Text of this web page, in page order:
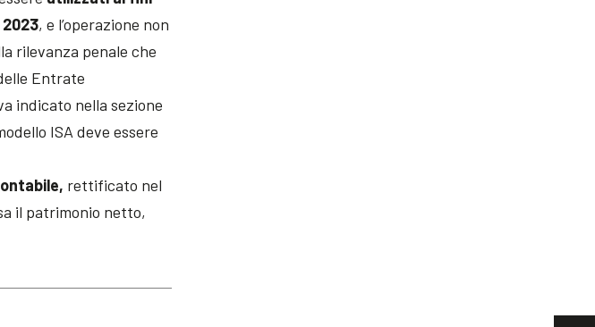
, e l’operazione non
rilevanza penale che
Entrate
indicato nella sezione
ISA deve essere
rettificato nel
il patrimonio netto,